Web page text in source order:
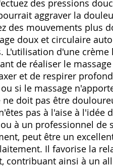
des pressions
aggraver la
des mouvements plus
doux et circulaire
L'utilisation d'une
de réaliser le
et de respirer
si le massage
ne doit pas être
pas à l'aise à l'idée
à un professionnel de
peut être un
Il favorise la
contribuant ainsi à un